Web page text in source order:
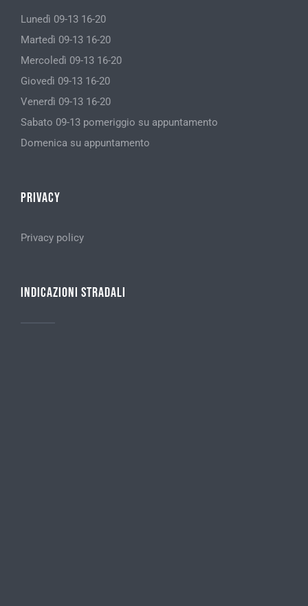
Lunedì 09-13 16-20
Martedì 09-13 16-20
Mercoledì 09-13 16-20
Giovedì 09-13 16-20
Venerdì 09-13 16-20
Sabato 09-13 pomeriggio su appuntamento
Domenica su appuntamento
Privacy
Privacy policy
Indicazioni stradali